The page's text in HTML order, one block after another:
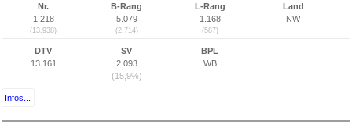
Nr.
1.218
(13.938)
B-Rang
5.079
(2.714)
L-Rang
1.168
(587)
Land
NW
DTV
13.161
SV
2.093
(15,9%)
BPL
WB
Infos...